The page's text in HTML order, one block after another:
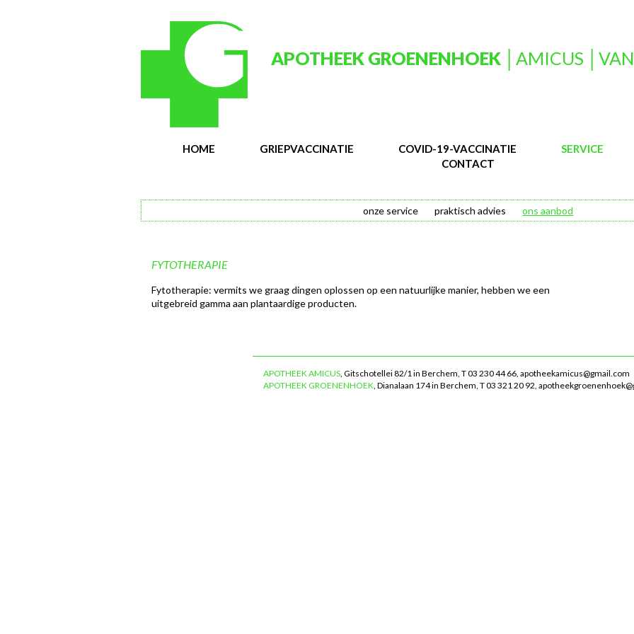
APOTHEEK GROENENHOEK│AMICUS │VAN
HOME GRIEPVACCINATIE COVID-19-VACCINATIE SERVICE
CONTACT
onze service praktisch advies ons aanbod
FYTOTHERAPIE
Fytotherapie: vermits we graag dingen oplossen op een natuurlijke manier, hebben we een
uitgebreid gamma aan plantaardige producten.
APOTHEEK AMICUS, Gitschotellei 82/1 in Berchem, T 03 230 44 66, apotheekamicus@gmail.com
APOTHEEK GROENENHOEK, Dianalaan 174 in Berchem, T 03 321 20 92,